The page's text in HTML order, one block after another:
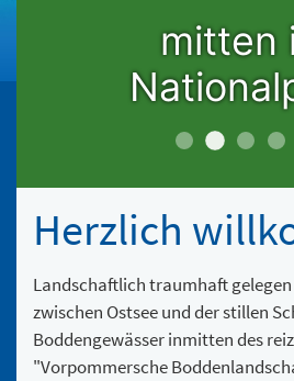
mitten
slide1slide2slide3
Herzlich
Landschaftlich traumhaft
zwischen Ostsee und der stillen
Boddengewässer inmitten des
"Vorpommersche